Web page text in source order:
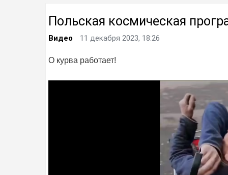
Польская космическая
Видео 11 декабря 2023, 18:26
О курва работает!